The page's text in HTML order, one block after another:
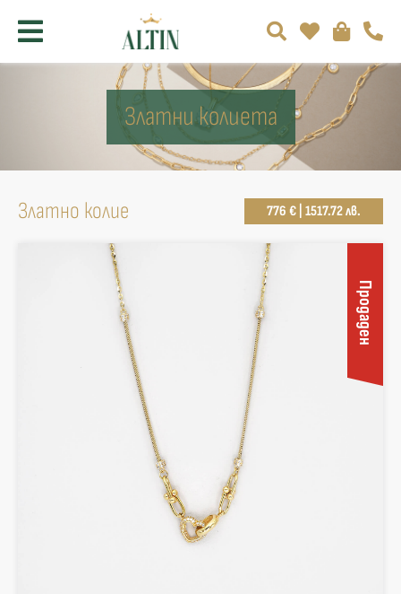
Златни колиета
Златно колие 776 € | 1517.72 лв.
Продаден